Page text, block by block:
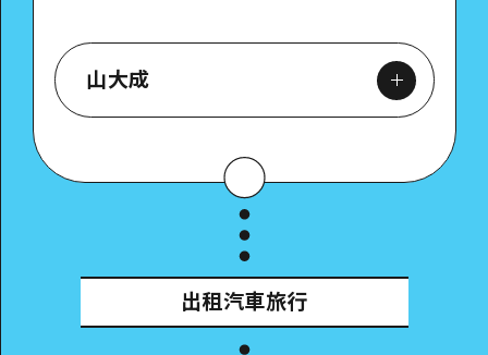
山大成
出租汽車旅行